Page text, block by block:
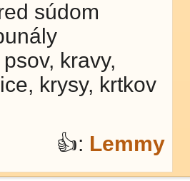
súdom
kravy,
krysy, krtkov
👍: Lemmy